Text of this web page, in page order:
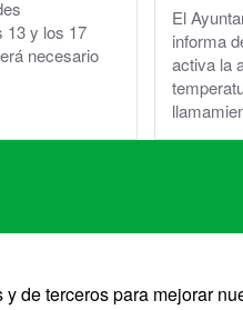
13 y los 17
necesario
El
informa
activa la
de terceros para mejorar